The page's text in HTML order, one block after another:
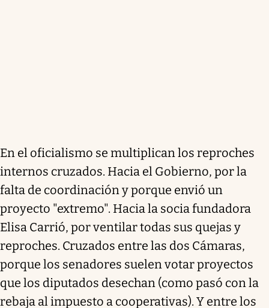
En el oficialismo se multiplican los reproches
internos cruzados. Hacia el Gobierno, por la
falta de coordinación y porque envió un
proyecto "extremo". Hacia la socia fundadora
Elisa Carrió, por ventilar todas sus quejas y
reproches. Cruzados entre las dos Cámaras,
porque los senadores suelen votar proyectos
que los diputados desechan (como pasó con la
rebaja al impuesto a cooperativas). Y entre los